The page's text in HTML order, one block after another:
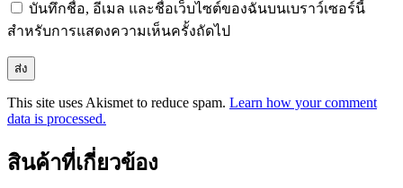
บันทึกชื่อ, อีเมล และชื่อเว็บไซต์ของฉันบนเบราว์เซอร์นี้
สำหรับการแสดงความเห็นครั้งถัดไป
This site uses Akismet to reduce spam. Learn how your comment
data is processed.
สินค้าที่เกี่ยวข้อง